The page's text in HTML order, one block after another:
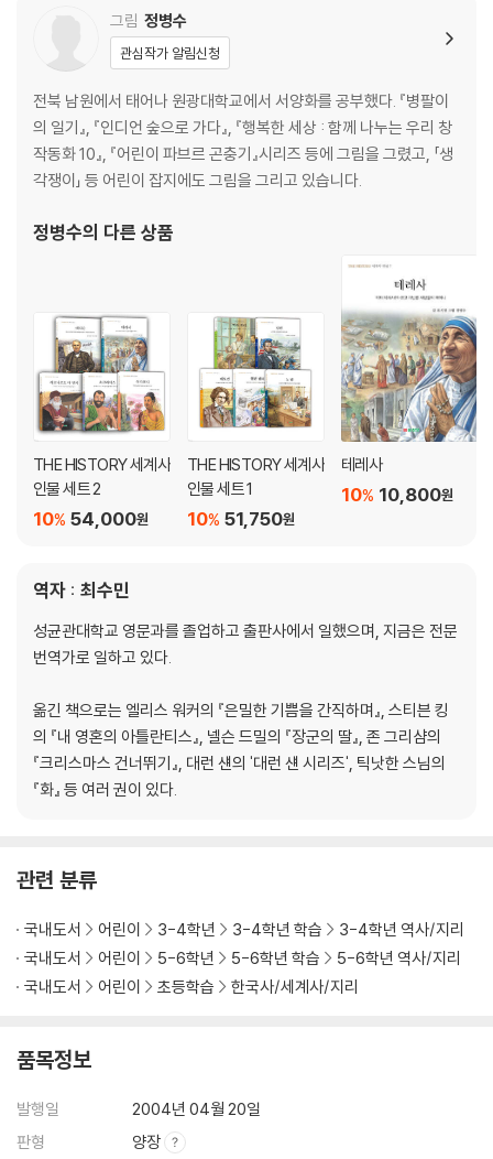
제13장 프랑스의 위대한 왕들
'쇠망치'라는 별명을 가진 카를 마르텔 / 위대한 왕, 샤를마뉴
제14장 노르만 인들의 도래
바이킹의 침략 / 빨강 머리 에리크와 에리크의 아들 / 북유럽의 신들
잉글랜드를 침략한 바이킹 / 바이킹을 물리친 앨프레드 대왕 / 헤이스팅스
전투
잉글랜드의 언어 / 농노와 귀족 / 돌로 지은 성
제17장 기사와 사무라이
영국의 기사도 / 일본의 기사, 사무라이
제18장 십자군 전쟁 시대
십자군 전쟁의 시작 / 예루살렘을 되찾다 / 예루살렘의 살라딘 / 엘 시드와
스페인 재정복
사자왕 리처드 / 존 왕과 마그나 카르타 / 로빈 후드
제20장 흩어지는 유대 인
방랑하는 유대 인 / 유대 인의 랍비 이야기
제21장 세계의 동쪽을 휩쓴 몽골 인들
모든 사람들의 황제, 칭기즈칸 / 몽골의 중국 정복
제22장 신비의 동방 탐험
제23장 최초의 러시아 인들
제24장 오스만 제국
오스만 투르크의 침공 / 콘스탄티노플의 함락 / 법을 만든 황제, 쉴레이만
흑사병 / 흑사병이 휩쓸고 지나간 뒤
제26장 프랑스와 영국의 전쟁
헨리 5세와 아쟁쿠르 전투 / 잔 다르크
그림 정병수
관심작가 알림신청
전북 남원에서 태어나 원광대학교에서 서양화를 공부했다. 『병팔이
의 일기』, 『인디언 숲으로 가다』, 『행복한 세상 : 함께 나누는 우리 창
작동화 10』, 『어린이 파브르 곤충기』시리즈 등에 그림을 그렸고, 「생
각쟁이」 등 어린이 잡지에도 그림을 그리고 있습니다.
정병수의 다른 상품
THE HISTORY 세계사
인물 세트 2
54,000원
10%
THE HISTORY 세계사
인물 세트 1
51,750원
10%
테레사
10,800원
10%
역자 : 최수민
성균관대학교 영문과를 졸업하고 출판사에서 일했으며, 지금은 전문
번역가로 일하고 있다.
옮긴 책으로는 엘리스 워커의 『은밀한 기쁨을 간직하며』, 스티븐 킹
의 『내 영혼의 아틀란티스』, 넬슨 드밀의 『장군의 딸』, 존 그리샴의
『크리스마스 건너뛰기』, 대런 섄의 '대런 섄 시리즈', 틱낫한 스님의
『화』 등 여러 권이 있다.
관련 분류
국내도서 어린이 3-4학년 3-4학년 학습
3-4학년 역사/지리
국내도서
어린이 5-6학년 5-6학년 학습
5-6학년 역사/지리
국내도서
어린이 초등학습 한국사/세계사/지리
품목정보
발행일
2004년 04월 20일
판형
양장